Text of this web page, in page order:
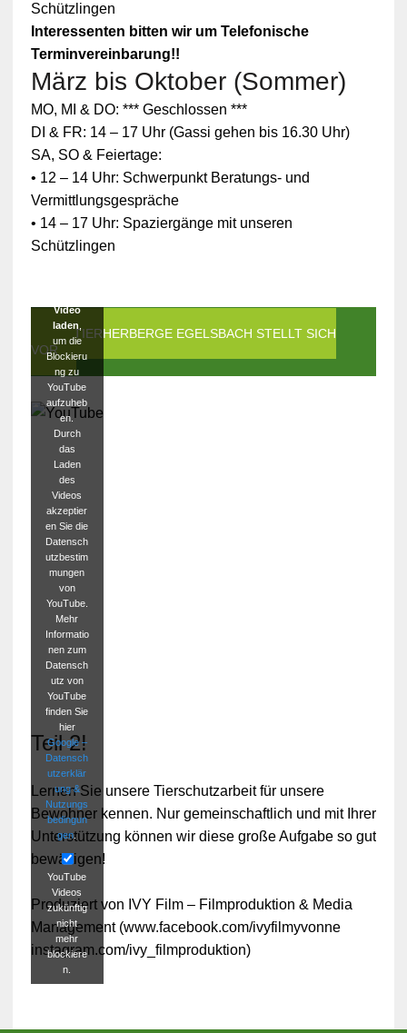
Schützlingen
Interessenten bitten wir um Telefonische
Terminvereinbarung!!
März bis Oktober (Sommer)
MO, MI & DO: *** Geschlossen ***
DI & FR: 14 – 17 Uhr (Gassi gehen bis 16.30 Uhr)
SA, SO & Feiertage:
• 12 – 14 Uhr: Schwerpunkt Beratungs- und
Vermittlungsgespräche
• 14 – 17 Uhr: Spaziergänge mit unseren
Schützlingen
DIE TIERHERBERGE EGELSBACH STELLT SICH
VOR
Zum
Schutz
Ihrer
persönlic
hen
Daten ist
die
Verbindun
g zu
blockiert
Video
laden
um die
Blockieru
ng zu
YouTube
aufzuheb
en.
Durch
das
Laden
des
Videos
akzeptier
en Sie die
Datensch
utzbestim
mungen
von
YouTube.
Mehr
Informatio
nen zum
Datensch
utz von
YouTube
finden Sie
hier
Google –
Datensch
utzerklär
ung &
Nutzungs
bedingun
gen.
YouTube
Videos
zukünftig
nicht
mehr
blockiere
n.
Teil 2!
Lernen Sie unsere Tierschutzarbeit für unsere
Bewohner kennen. Nur gemeinschaftlich und mit Ihrer
Unterstützung können wir diese große Aufgabe so gut
bewältigen!
Produziert von IVY Film – Filmproduktion & Media
Management (www.facebook.com/ivyfilmyvonne
instagram.com/ivy_filmproduktion)